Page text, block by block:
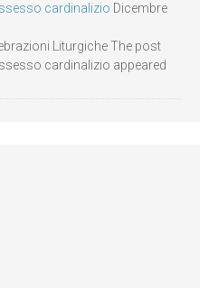
cardinalizio Dicembre
Liturgiche The post
cardinalizio appeared